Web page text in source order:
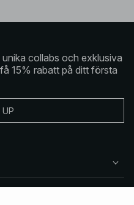
collabs och exklusiva
15% rabatt på ditt första
UP